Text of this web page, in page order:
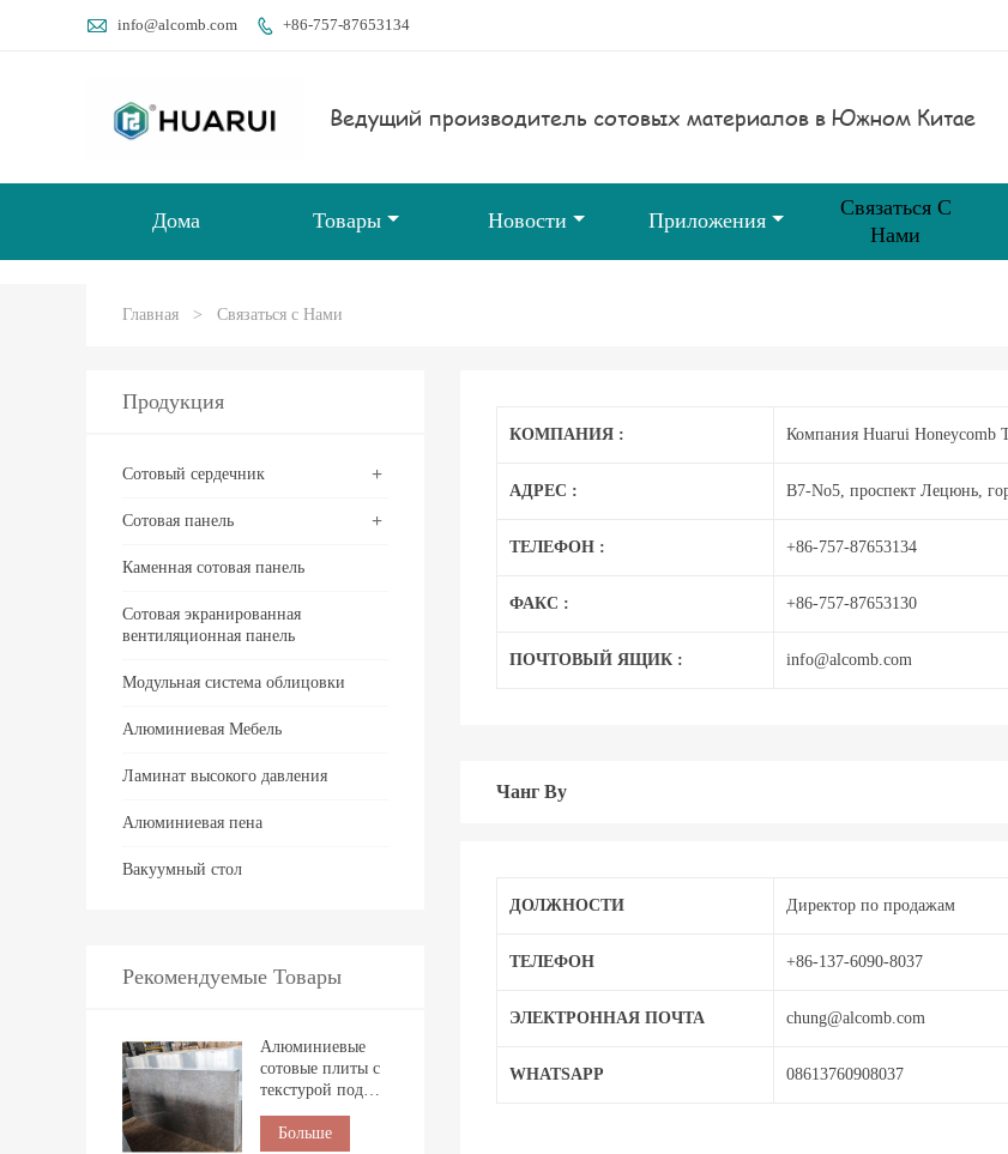
 info@alcomb.com  +86-757-87653134
Ведущий производитель сотовых материалов в Южном Китае
Дома Товары Новости Приложения
Связаться С
Нами
Главная > Связаться с Нами
КОМПАНИЯ : Компания Huarui Honeycomb
АДРЕС : B7-No5, проспект Лецюнь,
ТЕЛЕФОН : +86-757-87653134
ФАКС : +86-757-87653130
ПОЧТОВЫЙ ЯЩИК : info@alcomb.com
Чанг Ву
ДОЛЖНОСТИ Директор по продажам
ТЕЛЕФОН +86-137-6090-8037
ЭЛЕКТРОННАЯ ПОЧТА chung@alcomb.com
WHATSAPP 08613760908037
Продукция
+
Сотовый сердечник
+
Сотовая панель
Каменная сотовая панель
Сотовая экранированная
вентиляционная панель
Модульная система облицовки
Алюминиевая Мебель
Ламинат высокого давления
Алюминиевая пена
Вакуумный стол
Рекомендуемые Товары
Алюминиевые
сотовые плиты с
текстурой под
камень для
внутренней
Больше